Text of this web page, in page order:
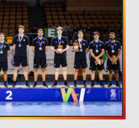
Seguros
Desportivos